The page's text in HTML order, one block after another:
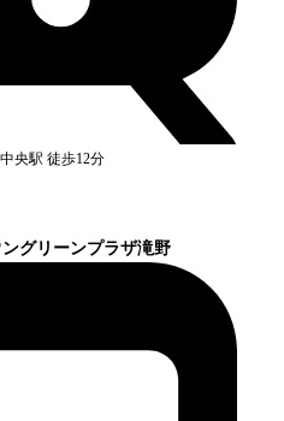
央駅 徒歩12分
グリーンプラザ滝野